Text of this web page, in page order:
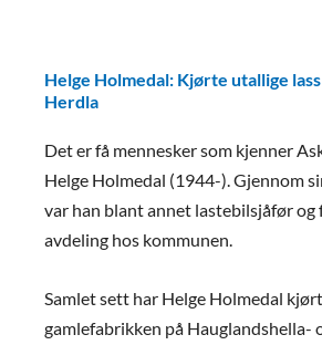
Helge Holmedal: Kjørte utallige
Herdla
Det er få mennesker som kjenner
Helge Holmedal (1944-). Gjennom
var han blant annet lastebilsjåfør
avdeling hos kommunen.
Samlet sett har Helge Holmedal
gamlefabrikken på Hauglandshella-